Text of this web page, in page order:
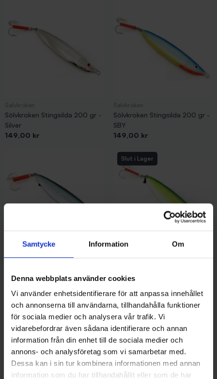
Samtycke Information Om
Denna webbplats använder cookies
Vi använder enhetsidentifierare för att anpassa innehållet
och annonserna till användarna, tillhandahålla funktioner
för sociala medier och analysera vår trafik. Vi
vidarebefordrar även sådana identifierare och annan
information från din enhet till de sociala medier och
annons- och analysföretag som vi samarbetar med.
Dessa kan i sin tur kombinera informationen med annan
information som du har tillhandahållit eller som de har
Sölvkroken Stingsilda 200 gr -
Silver
Pris
149,00 kr
Sölvkroken Stingsilda 200 gr -
SBY
Pris
149,00 kr
S/G
Slut i Lager
GYW